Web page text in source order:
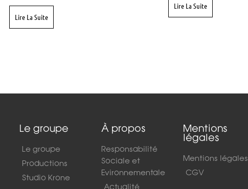
Lire La Suite
Lire La Suite
Le groupe
Le groupe
Productions
Studio Krone
À propos
Responsabilité
Sociale et
Evironnementale
Actualité
Mentions
légales
Mentions légales
CGV